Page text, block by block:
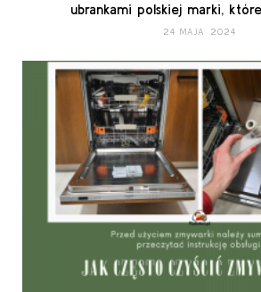
ubrankami polskiej marki,
24 MAJA 2024